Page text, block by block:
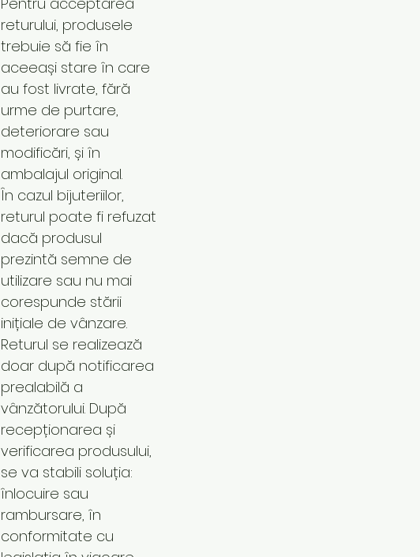
returului, produsele
trebuie să fie în
aceeași stare în care
au fost livrate, fără
urme de purtare,
deteriorare sau
modificări, și în
ambalajul original.
În cazul bijuteriilor,
returul poate fi refuzat
dacă produsul
prezintă semne de
utilizare sau nu mai
corespunde stării
inițiale de vânzare.
Returul se realizează
doar după notificarea
prealabilă a
vânzătorului. După
recepționarea și
verificarea produsului,
se va stabili soluția:
înlocuire sau
rambursare, în
conformitate cu